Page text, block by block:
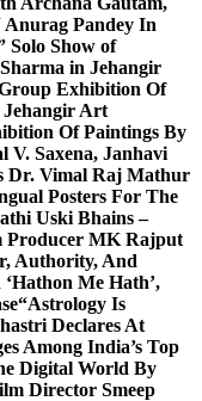
Pandey In
Solo Show of
in Jehangir
Exhibition Of
Jehangir Art
Of Paintings By
V. Saxena, Janhavi
Dr. Vimal Raj Mathur
Posters For The
Uski Bhains –
Producer MK Rajput
Authority, And
Me Hath’,
“Astrology Is
Declares At
Among India’s Top
Digital World By
Director Smeep